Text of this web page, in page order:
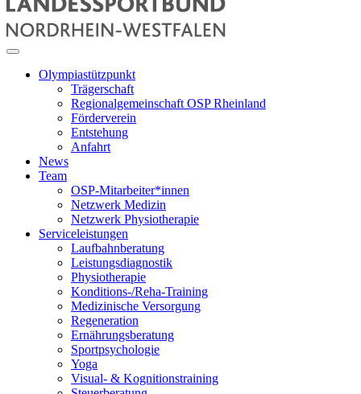
Olympiastützpunkt
Trägerschaft
Regionalgemeinschaft OSP Rheinland
Förderverein
Entstehung
Anfahrt
News
Team
OSP-Mitarbeiter*innen
Netzwerk Medizin
Netzwerk Physiotherapie
Serviceleistungen
Laufbahnberatung
Leistungsdiagnostik
Physiotherapie
Konditions-/Reha-Training
Medizinische Versorgung
Regeneration
Ernährungsberatung
Sportpsychologie
Yoga
Visual- & Kognitionstraining